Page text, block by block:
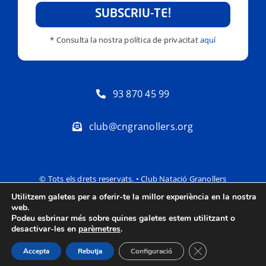
SUBSCRIU-TE!
* Consulta la nostra política de privacitataquí
93 870 45 99
club@cngranollers.org
© Tots els drets reservats. • Club Natació Granollers
Política de privacitat Avís Legal
Utilitzem galetes per a oferir-te la millor experiència en la nostra
web.
Podeu esbrinar més sobre quines galetes estem utilitzant o
desactivar-les en parèmetres.
Accepta Rebutja Configuració Tanca el bàner de